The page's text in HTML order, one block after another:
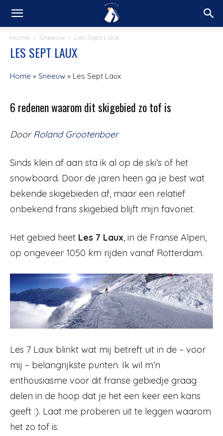
Home Sneeuw Les Sept Laux
LES SEPT LAUX
Home » Sneeuw » Les Sept Laux
6 redenen waarom dit skigebied zo tof is
DoorRoland Grootenboer
Sinds klein af aan sta ik al op de ski’s of het
snowboard. Door de jaren heen ga je best wat
bekende skigebieden af, maar een relatief
onbekend frans skigebied blijft mijn favoriet.
Het gebied heet Les 7 Laux, in de Franse Alpen,
op ongeveer 1050 km rijden vanaf Rotterdam.
Les 7 Laux blinkt wat mij betreft uit in de – voor
mij – belangrijkste punten. Ik wil m’n
enthousiasme voor dit franse gebiedje graag
delen in de hoop dat je het een keer een kans
geeft :). Laat me proberen uit te leggen waarom
het zo tof is.